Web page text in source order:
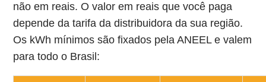
não em reais. O valor em reais que você paga
depende da tarifa da distribuidora da sua região.
Os kWh mínimos são fixados pela ANEEL e valem
para todo o Brasil: